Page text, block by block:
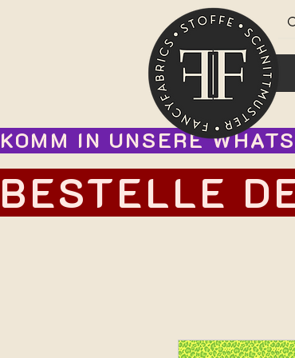
KOMM IN UNSERE
BESTELLE